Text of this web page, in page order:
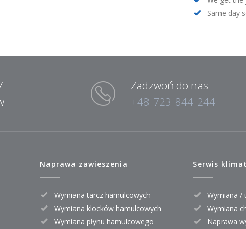
Same day
Zadzwoń do nas
+48-723-844-244
Naprawa zawieszenia
Wymiana tarcz hamulcowych
Wymiana klocków hamulcowych
Wymiana płynu hamulcowego
Serwis
Wymiana /
Wymiana
Naprawa